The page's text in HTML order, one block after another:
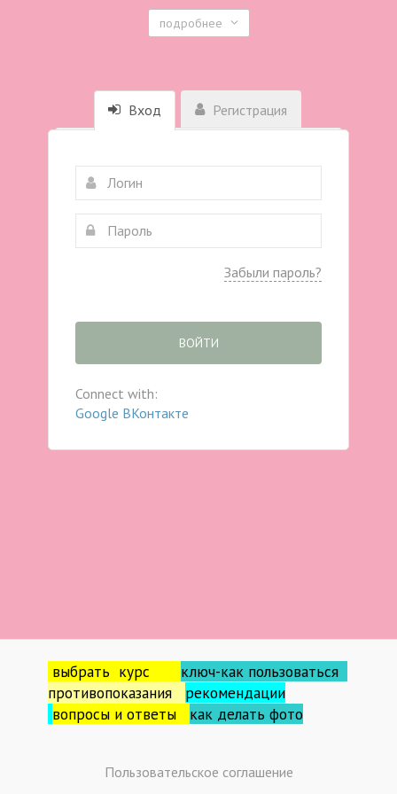
подробнее
Вход Регистрация
Забыли пароль?
ВОЙТИ
Connect with:
Google ВКонтакте
выбрать курс ключ-как пользоваться
противопоказания рекомендации
вопросы и ответы как делать фото
Пользовательское соглашение